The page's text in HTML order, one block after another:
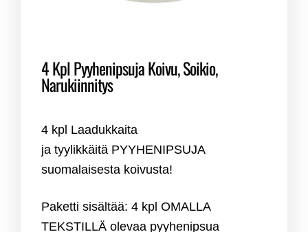
4 Kpl Pyyhenipsuja Koivu, Soikio,
Narukiinnitys
4 kpl Laadukkaita
ja tyylikkäitä PYYHENIPSUJA
suomalaisesta koivusta!
Paketti sisältää: 4 kpl OMALLA
TEKSTILLÄ olevaa pyyhenipsua